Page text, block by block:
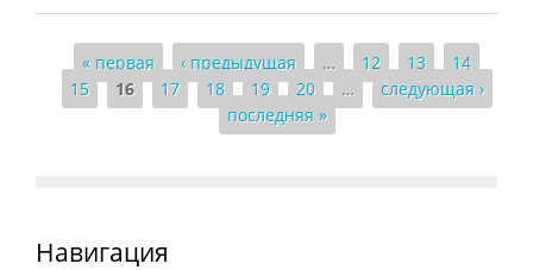
Страницы
« первая ‹ предыдущая … 12 13
14
15
16 17 18 19 20 …
следующая ›
последняя »
Навигация